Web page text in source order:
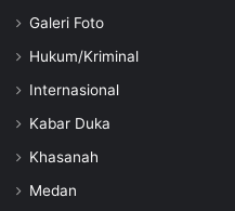
Galeri Foto
Hukum/Kriminal
Internasional
Kabar Duka
Khasanah
Medan